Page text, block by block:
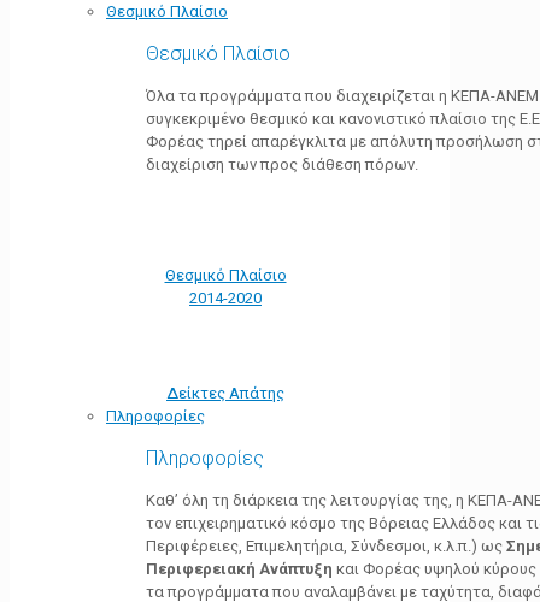
Θεσμικό Πλαίσιο
Θεσμικό Πλαίσιο
Όλα τα προγράμματα που διαχειρίζεται η ΚΕΠΑ-
συγκεκριμένο θεσμικό και κανονιστικό πλαίσιο της
Φορέας τηρεί απαρέγκλιτα με απόλυτη προσήλωση
διαχείριση των προς διάθεση πόρων.
Θεσμικό Πλαίσιο
2014-2020
Δείκτες Απάτης
Πληροφορίες
Πληροφορίες
Καθ’ όλη τη διάρκεια της λειτουργίας της, η ΚΕΠΑ-
τον επιχειρηματικό κόσμο της Βόρειας Ελλάδος και
Περιφέρειες, Επιμελητήρια, Σύνδεσμοι, κ.λ.π.) ως
Περιφερειακή Ανάπτυξη και Φορέας υψηλού κύρους
τα προγράμματα που αναλαμβάνει με ταχύτητα,